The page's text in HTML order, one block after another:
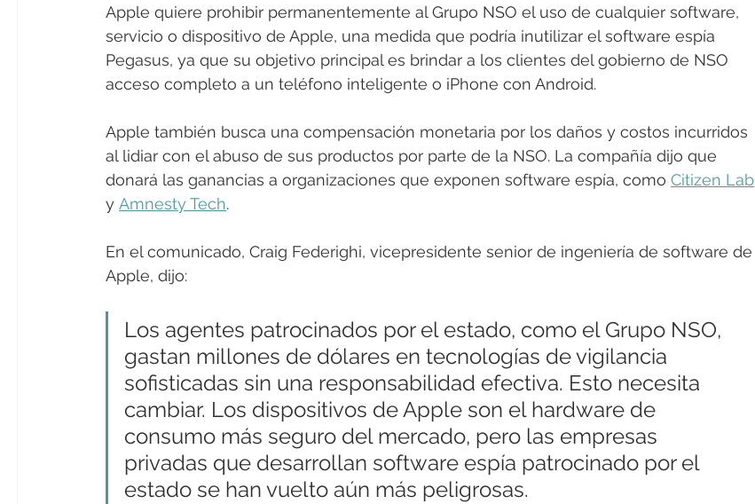
Apple quiere prohibir permanentemente al Grupo NSO el uso de cualquier software,
servicio o dispositivo de Apple, una medida que podría inutilizar el software espía
Pegasus, ya que su objetivo principal es brindar a los clientes del gobierno de NSO
acceso completo a un teléfono inteligente o iPhone con Android.
Apple también busca una compensación monetaria por los daños y costos incurridos
al lidiar con el abuso de sus productos por parte de la NSO. La compañía dijo que
donará las ganancias a organizaciones que exponen software espía, como Citizen Lab
y Amnesty Tech.
En el comunicado, Craig Federighi, vicepresidente senior de ingeniería de software de
Apple, dijo:
Los agentes patrocinados por el estado, como el Grupo NSO,
gastan millones de dólares en tecnologías de vigilancia
sofisticadas sin una responsabilidad efectiva. Esto necesita
cambiar. Los dispositivos de Apple son el hardware de
consumo más seguro del mercado, pero las empresas
privadas que desarrollan software espía patrocinado por el
estado se han vuelto aún más peligrosas.